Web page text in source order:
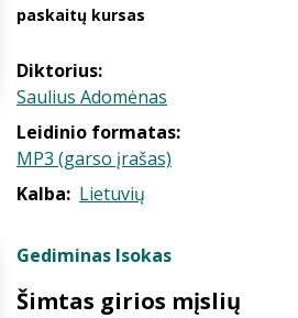
paskaitų kursas
Diktorius:
Saulius Adomėnas
Leidinio formatas:
MP3 (garso įrašas)
Kalba: Lietuvių
Gediminas Isokas
Šimtas girios mįslių